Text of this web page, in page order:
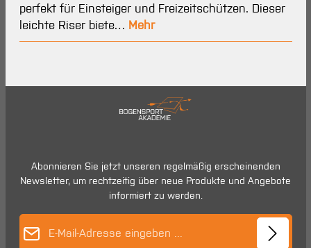
perfekt für Einsteiger und Freizeitschützen. Dieser
leichte Riser biete… Mehr
Abonnieren Sie jetzt unseren regelmäßig erscheinenden
Newsletter, um rechtzeitig über neue Produkte und Angebote
informiert zu werden.